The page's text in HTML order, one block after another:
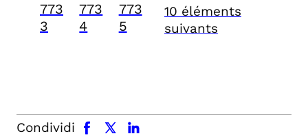
773
3
773
4
773
5
10 éléments
suivants
Condividi
facebook x.com linkedin